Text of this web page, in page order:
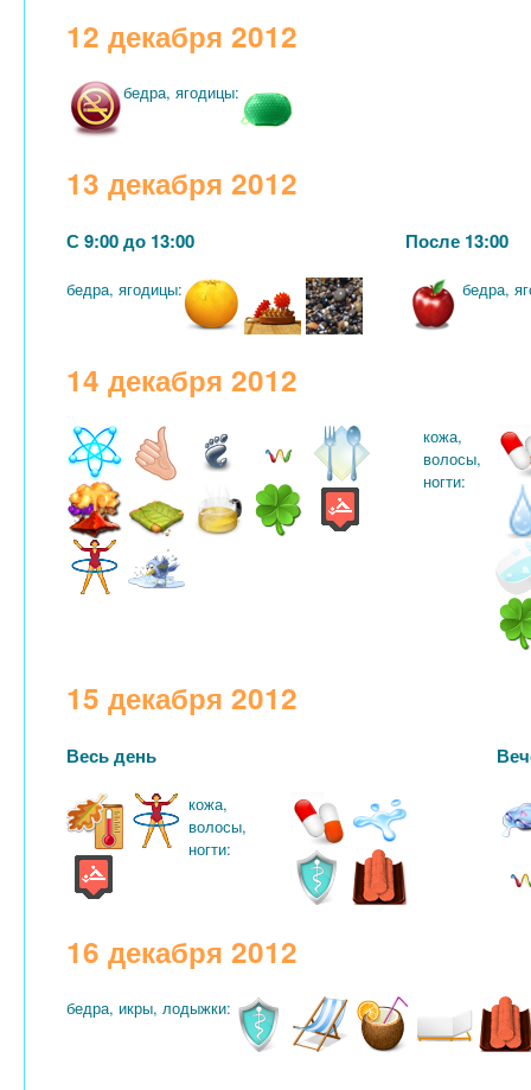
12 декабря 2012
бедра, ягодицы:
13 декабря 2012
С 9:00 до 13:00 После 13:00
бедра, ягодицы: бедра,
14 декабря 2012
кожа,
волосы,
ногти:
15 декабря 2012
Весь день
кожа,
волосы,
ногти:
16 декабря 2012
бедра, икры, лодыжки: